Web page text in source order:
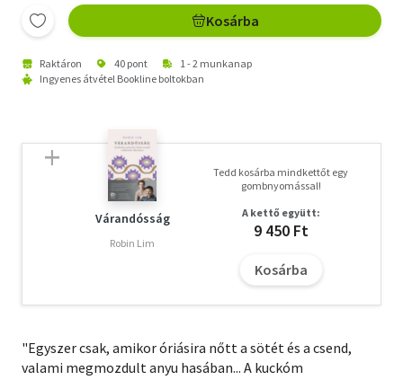
Kosárba
Raktáron 40 pont
1 - 2 munkanap
Ingyenes átvétel Bookline boltokban
Várandósság
Robin Lim
Tedd kosárba mindkettőt egy
gombnyomással!
A kettő együtt:
9 450 Ft
Kosárba
"Egyszer csak, amikor óriásira nőtt a sötét és a csend,
valami megmozdult anyu hasában... A kuckóm